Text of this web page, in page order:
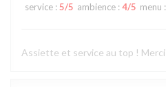
service : 5/5 ambience : 4/5 menu :
Assiette et service au top ! Merci